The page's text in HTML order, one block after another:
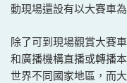
動現場還設有以大賽車
除了可到現場觀賞大賽
和廣播機構直播或轉播
世界不同國家地區，而